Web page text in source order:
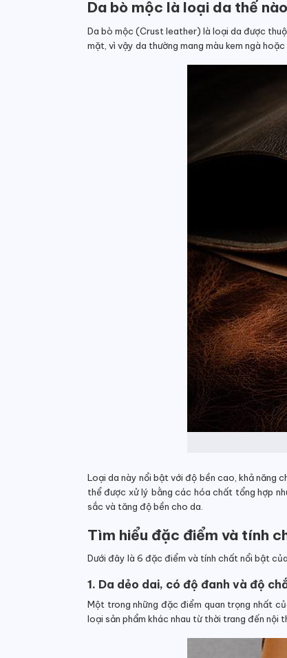
Da bò mộc là loại da thế
Da bò mộc (Crust leather) là loại da được
mặt, vì vậy da thường mang màu kem ngà hoặc
Loại da này nổi bật với độ bền cao, khả năng
thể được xử lý bằng các hóa chất tổng hợp
sắc và tăng độ bền cho da.
Tìm hiểu đặc điểm và tính
Dưới đây là 6 đặc điểm và tính chất nổi bật
1. Da dẻo dai, có độ đanh và độ
Một trong những đặc điểm quan trọng nhất
loại sản phẩm khác nhau từ thời trang đến nội